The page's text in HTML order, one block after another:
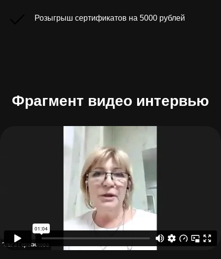
Розыгрыш сертификатов на 5000 рублей
Фрагмент видео интервью